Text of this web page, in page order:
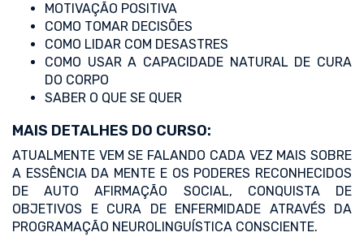
MOTIVAÇÃO POSITIVA
COMO TOMAR DECISÕES
COMO LIDAR COM DESASTRES
COMO USAR A CAPACIDADE NATURAL DE CURA
DO CORPO
SABER O QUE SE QUER
MAIS DETALHES DO CURSO:
ATUALMENTE VEM SE FALANDO CADA VEZ MAIS SOBRE
A ESSÊNCIA DA MENTE E OS PODERES RECONHECIDOS
DE AUTO AFIRMAÇÃO SOCIAL, CONQUISTA DE
OBJETIVOS E CURA DE ENFERMIDADE ATRAVÉS DA
PROGRAMAÇÃO NEUROLINGUÍSTICA CONSCIENTE.